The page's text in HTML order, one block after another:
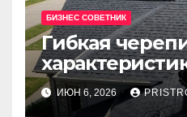
БИЗНЕС СОВЕТНИК
Гибкая
применения
ИЮН 6, 2026